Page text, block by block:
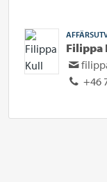
Filippa
+46